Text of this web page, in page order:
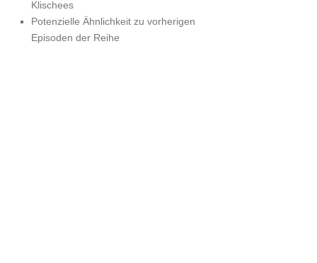
Klischees
Potenzielle Ähnlichkeit zu vorherigen
Episoden der Reihe